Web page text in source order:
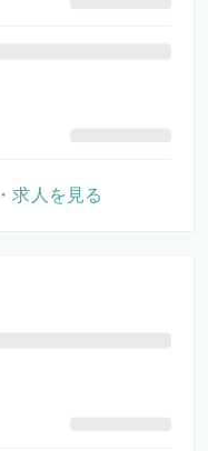
求人を見る